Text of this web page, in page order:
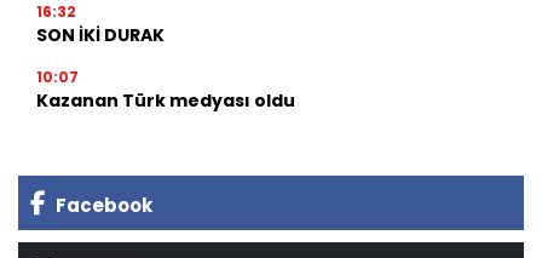
16:32
SON İKİ DURAK
10:07
Kazanan Türk medyası oldu
Facebook